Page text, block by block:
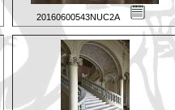
20160600543NUC2A